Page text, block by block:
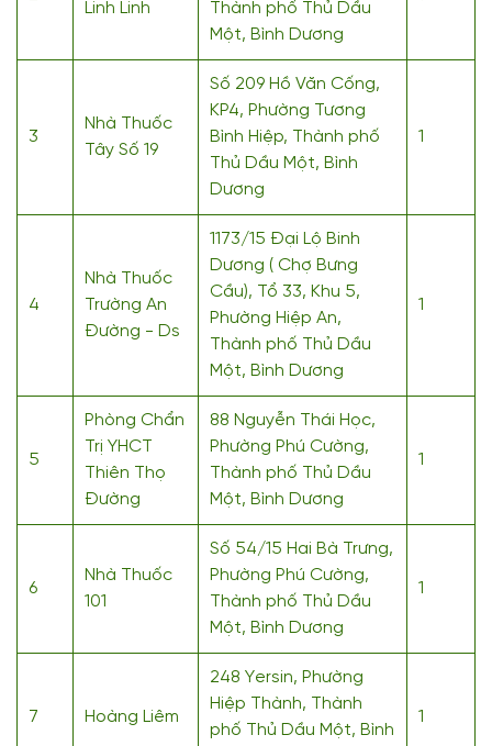
Linh Linh
Thành phố Thủ Dầu
Một, Bình Dương
3
Nhà Thuốc
Tây Số 19
Số 209 Hồ Văn Cống,
KP4, Phường Tương
Bình Hiệp, Thành phố
Thủ Dầu Một, Bình
Dương
1
4
Nhà Thuốc
Trường An
Đường - Ds
1173/15 Đại Lộ Binh
Dương ( Chợ Bưng
Cầu), Tổ 33, Khu 5,
Phường Hiệp An,
Thành phố Thủ Dầu
Một, Bình Dương
1
5
Phòng Chẩn
Trị YHCT
Thiên Thọ
Đường
88 Nguyễn Thái Học,
Phường Phú Cường,
Thành phố Thủ Dầu
Một, Bình Dương
1
6
Nhà Thuốc
101
Số 54/15 Hai Bà Trưng,
Phường Phú Cường,
Thành phố Thủ Dầu
Một, Bình Dương
1
7 Hoàng Liêm
248 Yersin, Phường
Hiệp Thành, Thành
phố Thủ Dầu Một, Bình
1